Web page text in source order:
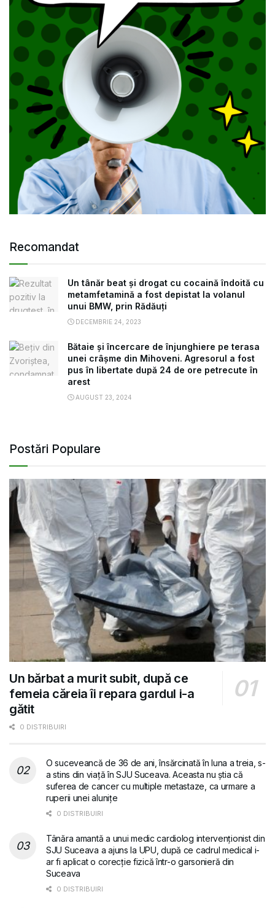
Recomandat
Un tânăr beat și drogat cu cocaină îndoită cu
metamfetamină a fost depistat la volanul
unui BMW, prin Rădăuți
DECEMBRIE 24, 2023
Bătaie și încercare de înjunghiere pe terasa
unei crâșme din Mihoveni. Agresorul a fost
pus în libertate după 24 de ore petrecute în
arest
AUGUST 23, 2024
Postări Populare
Un bărbat a murit subit, după ce
femeia căreia îi repara gardul i-a
gătit
0 DISTRIBUIRI
O suceveancă de 36 de ani, însărcinată în luna a treia, s-
a stins din viață în SJU Suceava. Aceasta nu știa că
suferea de cancer cu multiple metastaze, ca urmare a
ruperii unei alunițe
0 DISTRIBUIRI
Tânăra amantă a unui medic cardiolog intervenționist din
SJU Suceava a ajuns la UPU, după ce cadrul medical i-
ar fi aplicat o corecție fizică într-o garsonieră din
Suceava
0 DISTRIBUIRI